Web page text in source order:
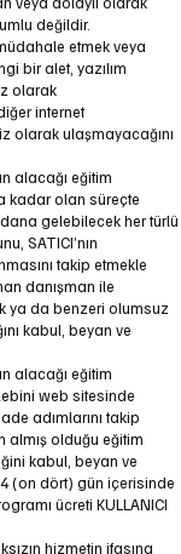
değildir.
etmek veya
bir alet, yazılım
olarak
internet
olarak ulaşmayacağını
alacağı eğitim
kadar olan süreçte
gelebilecek her türlü
SATICI’nın
takip etmekle
danışman ile
ya da benzeri olumsuz
kabul, beyan ve
alacağı eğitim
web sitesinde
adımlarını takip
almış olduğu eğitim
kabul, beyan ve
(on dört) gün içerisinde
ücreti KULLANICI
hizmetin ifasına